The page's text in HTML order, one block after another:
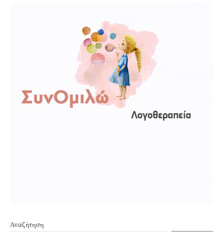
Αναζήτηση